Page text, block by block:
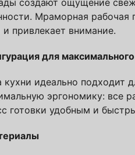
создают ощущение
Мраморная рабочая
привлекает внимание.
для
идеально подходит
эргономику: все
готовки удобным и
Скачайте
Каталог